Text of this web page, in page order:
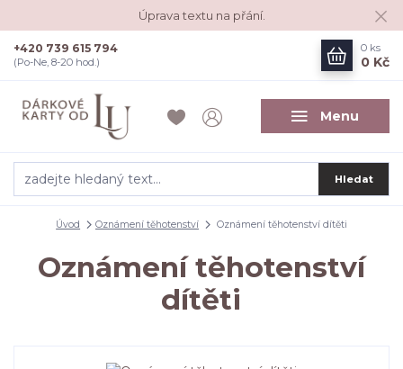
Úprava textu na přání.
Menu
Hledat
+420 739 615 794
(Po-Ne, 8-20 hod.)
0 ks
0 Kč
Úvod Oznámení těhotenství Oznámení těhotenství dítěti
Oznámení těhotenství
dítěti